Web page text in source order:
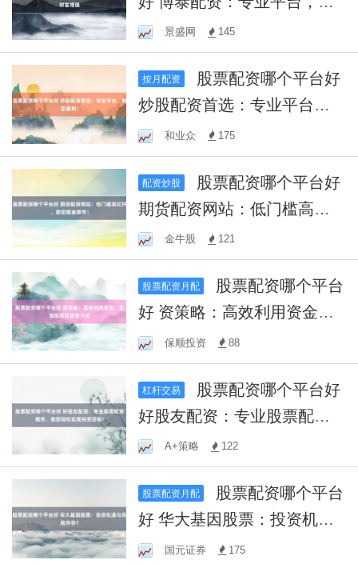
您财富增值
景盛网 145
按月配资
炒股配资首选：专业平台，
助您盈利！
和业众 175
配资炒股
期货配资网站：低门槛高杠
杆，助您掘金期市！
金牛股 121
股票配资月配
好 资策略：高效利用资金，
实现投资回报最大化
保顺投资 88
杠杆交易
好股友配资：专业股票配资
服务，助您轻松实现投资目
标！
A+策略 122
股票配资月配
好 华大基因股票：投资机遇
与风险并存？
国元证券 175